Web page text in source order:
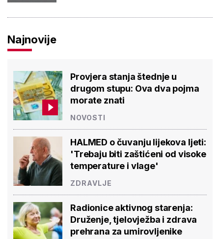
Najnovije
Provjera stanja štednje u
drugom stupu: Ova dva pojma
morate znati
NOVOSTI
HALMED o čuvanju lijekova ljeti:
'Trebaju biti zaštićeni od visoke
temperature i vlage'
ZDRAVLJE
Radionice aktivnog starenja:
Druženje, tjelovježba i zdrava
prehrana za umirovljenike